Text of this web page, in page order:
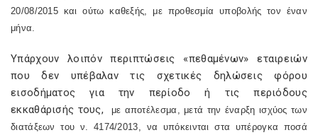
20/08/2015 και ούτω καθεξής, με προθεσμία υποβολής τον έναν
μήνα.
Υπάρχουν λοιπόν περιπτώσεις «πεθαμένων» εταιρειών
που δεν υπέβαλαν τις σχετικές δηλώσεις φόρου
εισοδήματος για την περίοδο ή τις περιόδους
εκκαθάρισής τους,
με αποτέλεσμα, μετά την έναρξη ισχύος των
διατάξεων του ν. 4174/2013, να υπόκεινται στα υπέρογκα ποσά